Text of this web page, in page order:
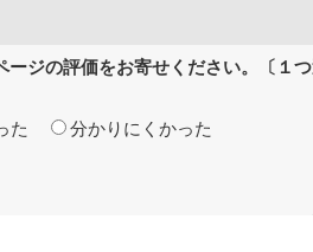
ジの評価をお寄せください。〔１
た 分かりにくかった